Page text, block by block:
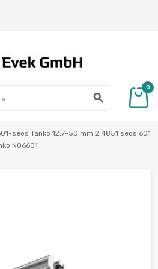
search
0
seos Tanko 12,7-50 mm 2,4851 seos 601
N06601